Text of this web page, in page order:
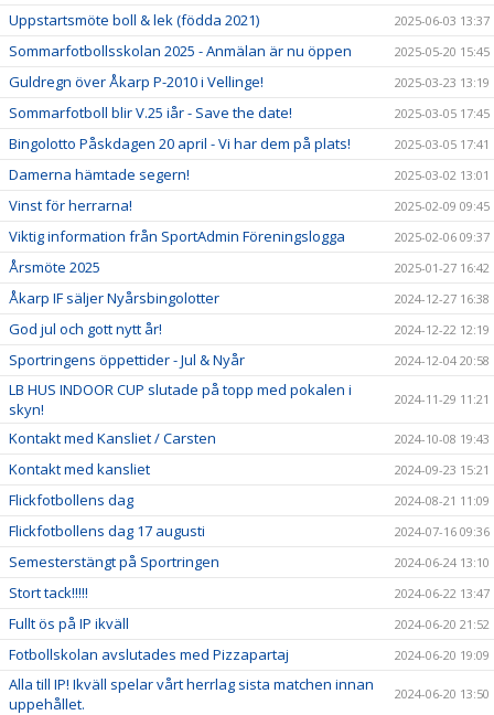
Uppstartsmöte boll & lek (födda 2021) 2025-06-03 13:37
Sommarfotbollsskolan 2025 - Anmälan är nu öppen 2025-05-20 15:45
Guldregn över Åkarp P-2010 i Vellinge! 2025-03-23 13:19
Sommarfotboll blir V.25 iår - Save the date! 2025-03-05 17:45
Bingolotto Påskdagen 20 april - Vi har dem på plats! 2025-03-05 17:41
Damerna hämtade segern! 2025-03-02 13:01
Vinst för herrarna! 2025-02-09 09:45
Viktig information från SportAdmin Föreningslogga 2025-02-06 09:37
Årsmöte 2025 2025-01-27 16:42
Åkarp IF säljer Nyårsbingolotter 2024-12-27 16:38
God jul och gott nytt år! 2024-12-22 12:19
Sportringens öppettider - Jul & Nyår 2024-12-04 20:58
LB HUS INDOOR CUP slutade på topp med pokalen i
skyn!
2024-11-29 11:21
Kontakt med Kansliet / Carsten 2024-10-08 19:43
Kontakt med kansliet 2024-09-23 15:21
Flickfotbollens dag 2024-08-21 11:09
Flickfotbollens dag 17 augusti 2024-07-16 09:36
Semesterstängt på Sportringen 2024-06-24 13:10
Stort tack!!!!! 2024-06-22 13:47
Fullt ös på IP ikväll 2024-06-20 21:52
Fotbollskolan avslutades med Pizzapartaj 2024-06-20 19:09
Alla till IP! Ikväll spelar vårt herrlag sista matchen innan
uppehållet.
2024-06-20 13:50